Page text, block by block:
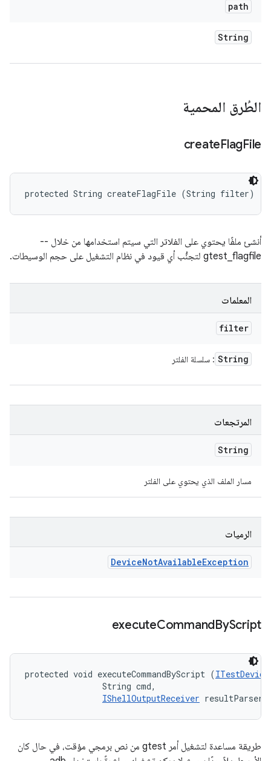
path
String
الطُرق المحمية
createFlagFile
protected String createFlagFile (String filter)
أنشئ ملفًا يحتوي على الفلاتر التي سيتم استخدامها من خلال --
gtest_flagfile لتجنُّب أي قيود في نظام التشغيل على حجم الوسيطات.
المعلمات
filter
String : سلسلة الفلتر
المرتجعات
String
مسار الملف الذي يحتوي على الفلتر
الرميات
DeviceNotAvailableException
executeCommandByScript
protected void executeCommandByScript (ITestDevice
                String cmd,
IShellOutputReceiver resultParser)
طريقة مساعدة لتشغيل أمر gtest من نص برمجي مؤقت، في حال كان